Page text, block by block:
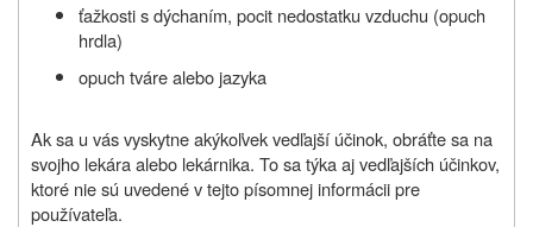
ťažkosti s dýchaním, pocit nedostatku vzduchu (opuch
hrdla)
opuch tváre alebo jazyka
Ak sa u vás vyskytne akýkoľvek vedľajší účinok, obráťte sa na
svojho lekára alebo lekárnika. To sa týka aj vedľajších účinkov,
ktoré nie sú uvedené v tejto písomnej informácii pre
používateľa.